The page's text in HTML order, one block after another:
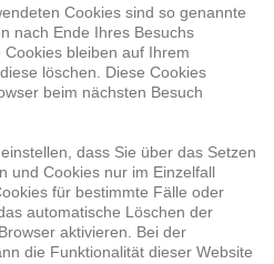
Cookies sind so genannte
nach Ende Ihres Besuchs
bleiben auf Ihrem
löschen. Diese Cookies
beim nächsten Besuch
dass Sie über das Setzen
und Cookies nur im Einzelfall
für bestimmte Fälle oder
automatische Löschen der
aktivieren. Bei der
die Funktionalität dieser Website